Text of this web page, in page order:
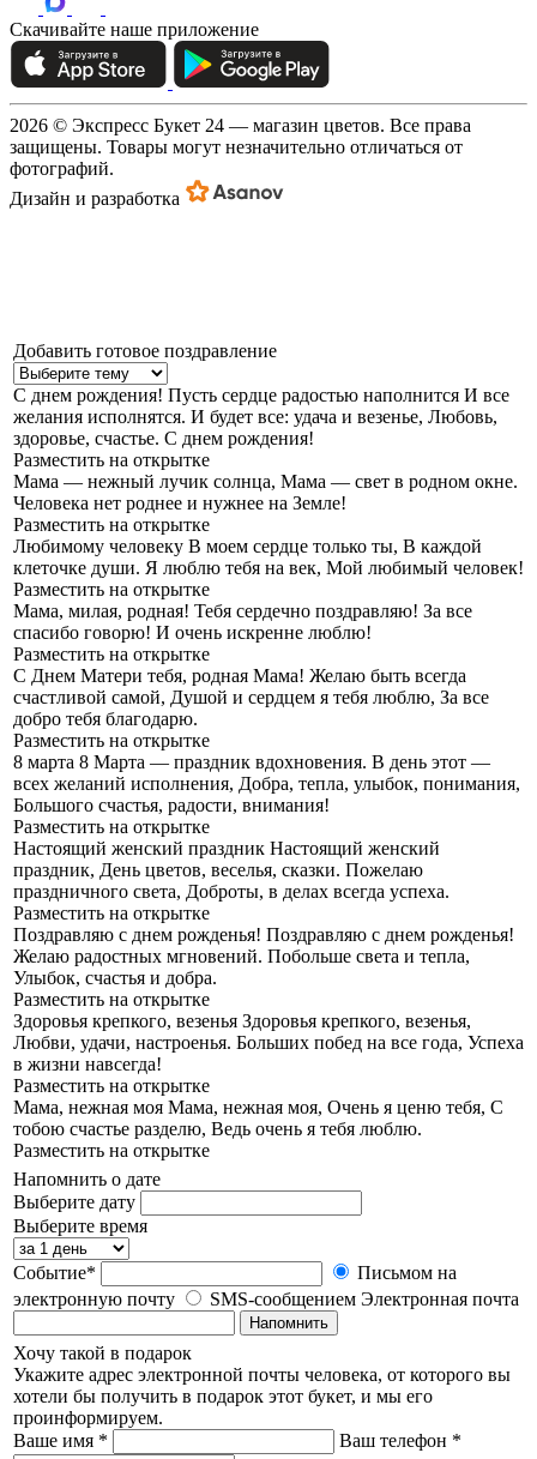
Скачивайте наше приложение
2026 © Экспресс Букет 24 — магазин цветов. Все права
защищены. Товары могут незначительно отличаться от
фотографий.
Дизайн и разработка
Добавить готовое поздравление
С днем рождения! Пусть сердце радостью наполнится И все
желания исполнятся. И будет все: удача и везенье, Любовь,
здоровье, счастье. С днем рождения!
Разместить на открытке
Мама — нежный лучик солнца, Мама — свет в родном окне.
Человека нет роднее и нужнее на Земле!
Разместить на открытке
Любимому человеку В моем сердце только ты, В каждой
клеточке души. Я люблю тебя на век, Мой любимый человек!
Разместить на открытке
Мама, милая, родная! Тебя сердечно поздравляю! За все
спасибо говорю! И очень искренне люблю!
Разместить на открытке
С Днем Матери тебя, родная Мама! Желаю быть всегда
счастливой самой, Душой и сердцем я тебя люблю, За все
добро тебя благодарю.
Разместить на открытке
8 марта 8 Марта — праздник вдохновения. В день этот —
всех желаний исполнения, Добра, тепла, улыбок, понимания,
Большого счастья, радости, внимания!
Разместить на открытке
Настоящий женский праздник Настоящий женский
праздник, День цветов, веселья, сказки. Пожелаю
праздничного света, Доброты, в делах всегда успеха.
Разместить на открытке
Поздравляю с днем рожденья! Поздравляю с днем рожденья!
Желаю радостных мгновений. Побольше света и тепла,
Улыбок, счастья и добра.
Разместить на открытке
Здоровья крепкого, везенья Здоровья крепкого, везенья,
Любви, удачи, настроенья. Больших побед на все года, Успеха
в жизни навсегда!
Разместить на открытке
Мама, нежная моя Мама, нежная моя, Очень я ценю тебя, С
тобою счастье разделю, Ведь очень я тебя люблю.
Разместить на открытке
Напомнить о дате
Выберите дату
Выберите время
Событие*
Письмом на
электронную почту
SMS-сообщением Электронная почта
Напомнить
Хочу такой в подарок
Укажите адрес электронной почты человека, от которого вы
хотели бы получить в подарок этот букет, и мы его
проинформируем.
Ваше имя *
Ваш телефон *